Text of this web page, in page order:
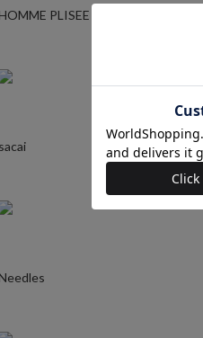
PLISEE
sacai